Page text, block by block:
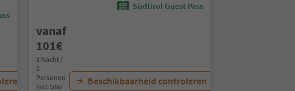
Südtirol Guest Pass
vanaf
101€
1 Nacht /
2
Personen
Incl. btw
Beschikbaarheid controleren